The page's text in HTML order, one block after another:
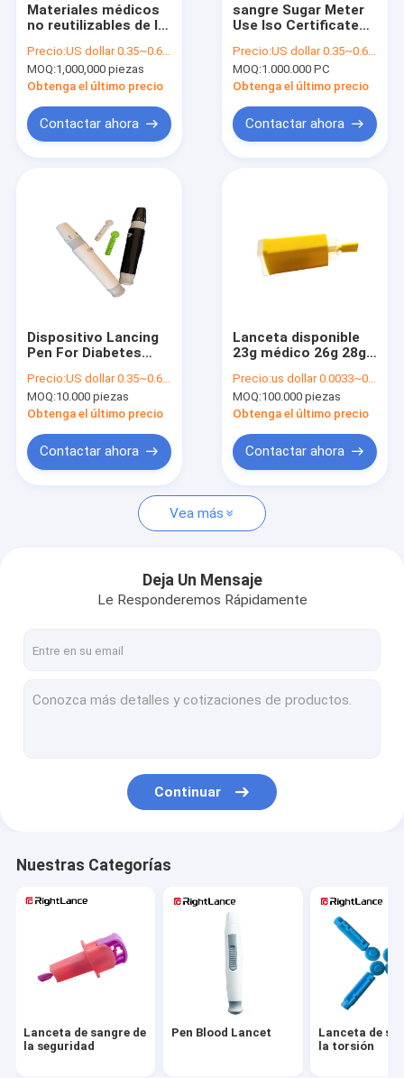
Sobre nosotros
Viaje de la fábrica
Noticias
Casos
Pen Blood Lancet
Lanceta de sangre de la torsión
Lancetas de sangre médicas
Cojines de la preparación del alcohol
Esponjas de la preparación del alcohol
Piezas del metro de la glucosa
Materiales médicos
no reutilizables de la
disponible del
casquillo 21g de la
torsión multicolores
Precio:US dollar 0.35~0.6 per pcs
MOQ:1,000,000 piezas
Obtenga el último precio
Contactar ahora
sangre Sugar Meter
Use Iso Certificate
mismo de la lanceta
de la torsión 28g
Precio:US dollar 0.35~0.6 per pcs
MOQ:1.000.000 PC
Obtenga el último precio
Contactar ahora
Dispositivo Lancing
Pen For Diabetes
diabético plástico de
1.5M M
Precio:US dollar 0.35~0.6 per pcs
MOQ:10.000 piezas
Obtenga el último precio
Contactar ahora
Lanceta disponible
23g médico 26g 28g
de la colección de la
sangre
Precio:us dollar 0.0033~0.0038 per pcs
MOQ:100.000 piezas
Obtenga el último precio
Contactar ahora
Vea más
Deja Un Mensaje
Le Responderemos Rápidamente
Continuar
Nuestras Categorías
Lanceta de sangre de
la seguridad
Pen Blood Lancet
Lanceta de
la torsión